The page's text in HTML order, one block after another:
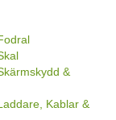
&
Kablar &